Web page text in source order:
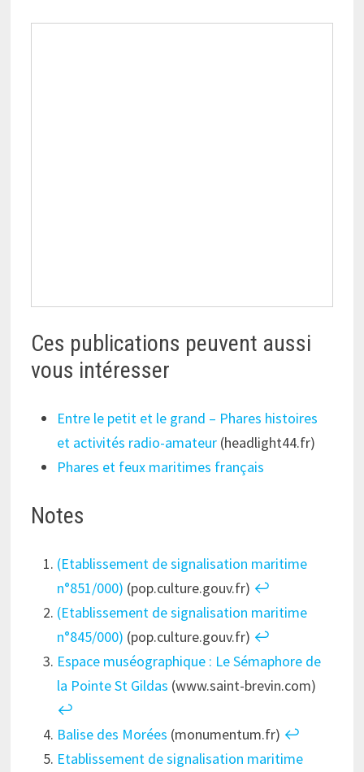
Ces publications peuvent aussi
vous intéresser
Entre le petit et le grand – Phares histoires
et activités radio-amateur(headlight44.fr)
Phares et feux maritimes français
Notes
(Etablissement de signalisation maritime
n°851/000) (pop.culture.gouv.fr) ↩︎
(Etablissement de signalisation maritime
n°845/000) (pop.culture.gouv.fr) ↩︎
Espace muséographique : Le Sémaphore de
la Pointe St Gildas (www.saint-brevin.com)
↩︎
Balise des Morées (monumentum.fr) ↩︎
Etablissement de signalisation maritime